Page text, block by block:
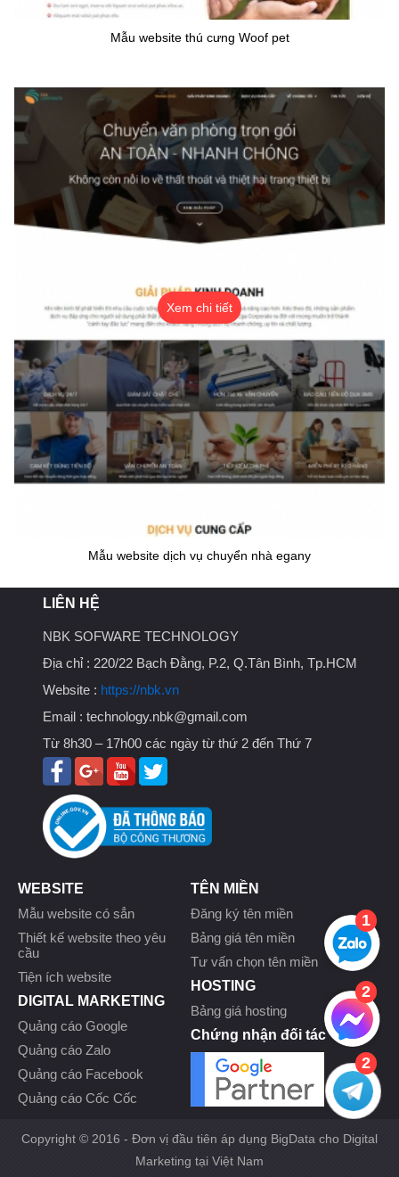
Mẫu website thú cưng Woof pet
Xem chi tiết
Mẫu website dịch vụ chuyển nhà egany
LIÊN HỆ
NBK SOFWARE TECHNOLOGY
Địa chỉ : 220/22 Bạch Đằng, P.2, Q.Tân Bình, Tp.HCM
Website : https://nbk.vn
Email : technology.nbk@gmail.com
Từ 8h30 – 17h00 các ngày từ thứ 2 đến Thứ 7
WEBSITE
Mẫu website có sẳn
Thiết kế website theo yêu
cầu
Tiện ích website
DIGITAL MARKETING
Quảng cáo Google
Quảng cáo Zalo
Quảng cáo Facebook
Quảng cáo Cốc Cốc
TÊN MIỀN
Đăng ký tên miền
Bảng giá tên miền
Tư vấn chọn tên miền
HOSTING
Bảng giá hosting
Chứng nhận đối tác
Copyright © 2016 - Đơn vị đầu tiên áp dụng BigData cho Digital
Marketing tại Việt Nam
1
2
2